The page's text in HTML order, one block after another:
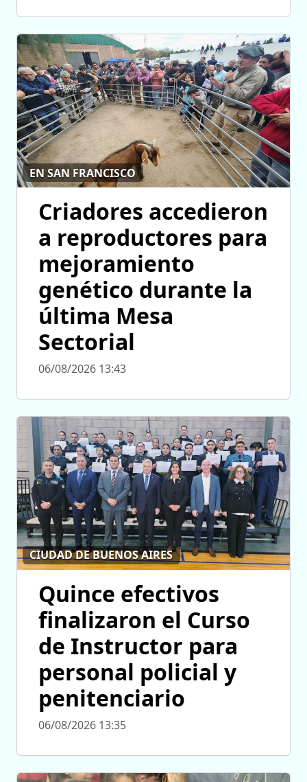
EN SAN FRANCISCO
Criadores accedieron
a reproductores para
mejoramiento
genético durante la
última Mesa
Sectorial
06/08/2026 13:43
CIUDAD DE BUENOS AIRES
Quince efectivos
finalizaron el Curso
de Instructor para
personal policial y
penitenciario
06/08/2026 13:35